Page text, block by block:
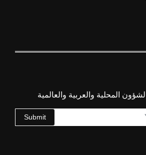
المحلية والعربية والعالمية
Submit